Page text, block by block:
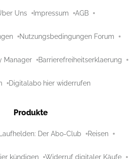
Uns Impressum AGB
Nutzungsbedingungen Forum
Manager Barrierefreiheitserklaerung
Digitalabo hier widerrufen
Produkte
Der Abo-Club Reisen
kündigen Widerruf digitaler Käufe